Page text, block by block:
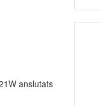
anslutats